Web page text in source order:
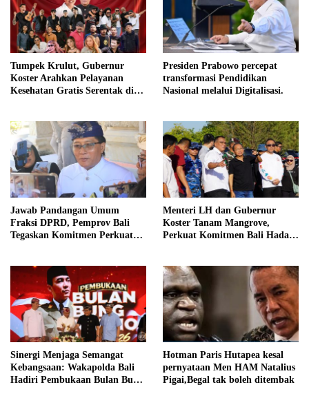
Tumpek Krulut, Gubernur
Koster Arahkan Pelayanan
Kesehatan Gratis Serentak di
Presiden Prabowo percepat
transformasi Pendidikan
Nasional melalui Digitalisasi.
Jawab Pandangan Umum
Fraksi DPRD, Pemprov Bali
Tegaskan Komitmen Perkuat
Menteri LH dan Gubernur
Koster Tanam Mangrove,
Perkuat Komitmen Bali Hadapi
Sinergi Menjaga Semangat
Kebangsaan: Wakapolda Bali
Hadiri Pembukaan Bulan Bung
Hotman Paris Hutapea kesal
pernyataan Men HAM Natalius
Pigai,Begal tak boleh ditembak